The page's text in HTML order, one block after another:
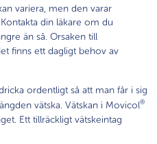
variera, men den varar
din läkare om du
än så. Orsaken till
finns ett dagligt behov av
ordentligt så att man får i sig
vätska. Vätskan i Movicol®
Ett tillräckligt vätskeintag